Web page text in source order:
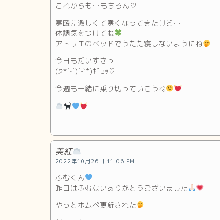
これからも…もちろん♡
寒暖差激しくて寒くなってきたけど…
体調気をつけてね
アトリエのベッドでうたた寝しないようにね
今日もだいすきっ
(੭*ˊᵕˋ)ˊᵕˋ*)ｷﾞｭｯ♡
今週も一緒に乗り切っていこうね
美紅
2022年10月26日 11:06 PM
ふむくん
昨日はふむないありがとうございました
やっとホムペ更新された